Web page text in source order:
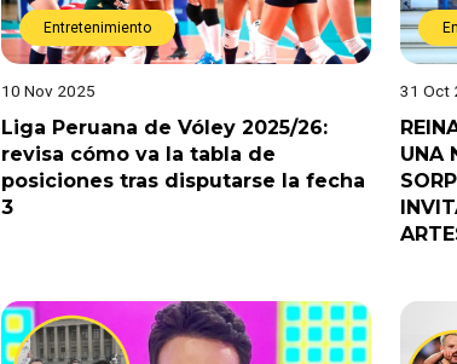
Entretenimiento
10 Nov 2025
Liga Peruana de Vóley 2025/26:
revisa cómo va la tabla de
posiciones tras disputarse la fecha
3
31 Oct
UNA